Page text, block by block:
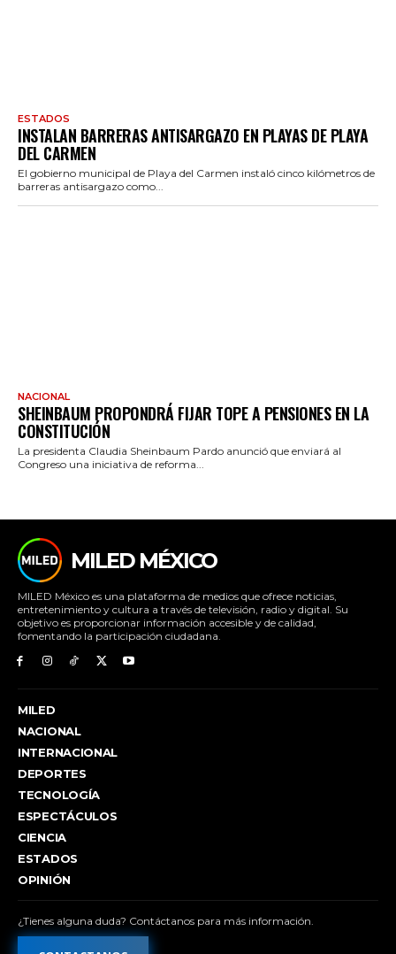
ESTADOS
INSTALAN BARRERAS ANTISARGAZO EN PLAYAS DE PLAYA
DEL CARMEN
El gobierno municipal de Playa del Carmen instaló cinco kilómetros de
barreras antisargazo como...
NACIONAL
SHEINBAUM PROPONDRÁ FIJAR TOPE A PENSIONES EN LA
CONSTITUCIÓN
La presidenta Claudia Sheinbaum Pardo anunció que enviará al
Congreso una iniciativa de reforma...
MILED MÉXICO
MILED México es una plataforma de medios que ofrece noticias,
entretenimiento y cultura a través de televisión, radio y digital. Su
objetivo es proporcionar información accesible y de calidad,
fomentando la participación ciudadana.
MILED
NACIONAL
INTERNACIONAL
DEPORTES
TECNOLOGÍA
ESPECTÁCULOS
CIENCIA
ESTADOS
OPINIÓN
¿Tienes alguna duda? Contáctanos para más información.